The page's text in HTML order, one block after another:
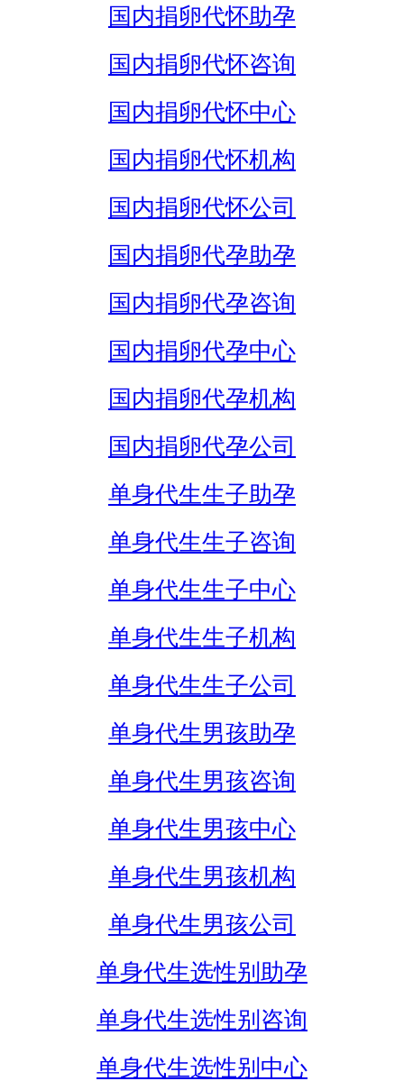
国内捐卵代怀助孕
国内捐卵代怀咨询
国内捐卵代怀中心
国内捐卵代怀机构
国内捐卵代怀公司
国内捐卵代孕助孕
国内捐卵代孕咨询
国内捐卵代孕中心
国内捐卵代孕机构
国内捐卵代孕公司
单身代生生子助孕
单身代生生子咨询
单身代生生子中心
单身代生生子机构
单身代生生子公司
单身代生男孩助孕
单身代生男孩咨询
单身代生男孩中心
单身代生男孩机构
单身代生男孩公司
单身代生选性别助孕
单身代生选性别咨询
单身代生选性别中心